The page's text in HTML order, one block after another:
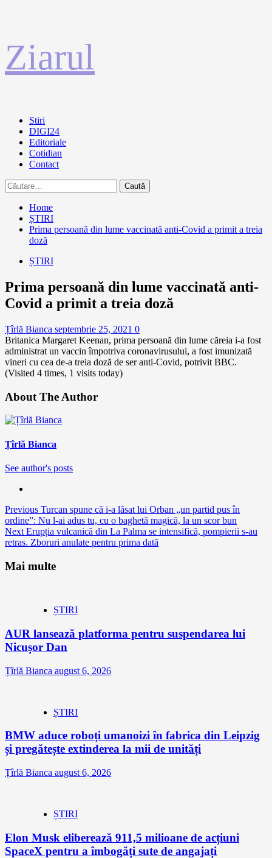
la
conținut
Ziarul
Primary
Menu
Stiri
DIGI24
Editoriale
Cotidian
Contact
Caută
după:
Home
ȘTIRI
Prima persoană din lume vaccinată anti-Covid a primit a treia
doză
ȘTIRI
Prima persoană din lume vaccinată anti-
Covid a primit a treia doză
Țîrlă Bianca septembrie 25, 2021 0
Britanica Margaret Keenan, prima persoană din lume căreia i-a fost
administrat un vaccin împotriva coronavirusului, a fost imunizată
vineri cu cea de-a treia doză de ser anti-Covid, potrivit BBC.
(Visited 4 times, 1 visits today)
About The Author
Țîrlă Bianca
See author's posts
Continue
Reading
Previous Turcan spune că i-a lăsat lui Orban „un partid pus în
ordine”: Nu l-ai adus tu, cu o baghetă magică, la un scor bun
Next Erupția vulcanică din La Palma se intensifică, pompierii s-au
retras. Zboruri anulate pentru prima dată
Mai multe
ȘTIRI
AUR lansează platforma pentru suspendarea lui
Nicușor Dan
Țîrlă Bianca august 6, 2026
ȘTIRI
BMW aduce roboți umanoizi în fabrica din Leipzig
și pregătește extinderea la mii de unități
Țîrlă Bianca august 6, 2026
ȘTIRI
Elon Musk eliberează 911,5 milioane de acțiuni
SpaceX pentru a îmbogăți sute de angajați